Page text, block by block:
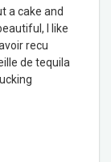
a cake and
I like
recu
de tequila